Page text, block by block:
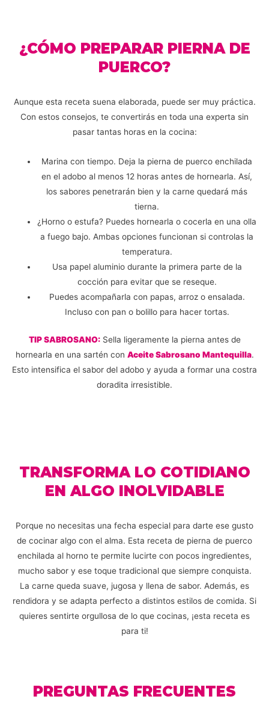
¿CÓMO PREPARAR PIERNA DE
PUERCO?
Aunque esta receta suena elaborada, puede ser muy práctica.
Con estos consejos, te convertirás en toda una experta sin
pasar tantas horas en la cocina:
Marina con tiempo. Deja la pierna de puerco enchilada
en el adobo al menos 12 horas antes de hornearla. Así,
los sabores penetrarán bien y la carne quedará más
tierna.
¿Horno o estufa? Puedes hornearla o cocerla en una olla
a fuego bajo. Ambas opciones funcionan si controlas la
temperatura.
Usa papel aluminio durante la primera parte de la
cocción para evitar que se reseque.
Puedes acompañarla con papas, arroz o ensalada.
Incluso con pan o bolillo para hacer tortas.
TIP SABROSANO:Sella ligeramente la pierna antes de
hornearla en una sartén con Aceite Sabrosano Mantequilla.
Esto intensifica el sabor del adobo y ayuda a formar una costra
doradita irresistible.
TRANSFORMA LO COTIDIANO
EN ALGO INOLVIDABLE
Porque no necesitas una fecha especial para darte ese gusto
de cocinar algo con el alma. Esta receta de pierna de puerco
enchilada al horno te permite lucirte con pocos ingredientes,
mucho sabor y ese toque tradicional que siempre conquista.
La carne queda suave, jugosa y llena de sabor. Además, es
rendidora y se adapta perfecto a distintos estilos de comida. Si
quieres sentirte orgullosa de lo que cocinas, ¡esta receta es
para ti!
PREGUNTAS FRECUENTES